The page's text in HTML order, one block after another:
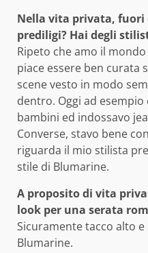
Nella vita privata, fuori
prediligi? Hai degli
Ripeto che amo il
piace essere ben curata
scene vesto in modo
dentro. Oggi ad
bambini ed indossavo
Converse, stavo bene
riguarda il mio stilista
stile di Blumarine.
A proposito di vita
look per una serata
Sicuramente tacco alto
Blumarine.